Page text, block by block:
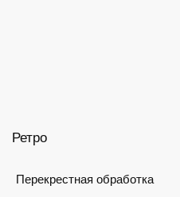
Ретро
Перекрестная обработка